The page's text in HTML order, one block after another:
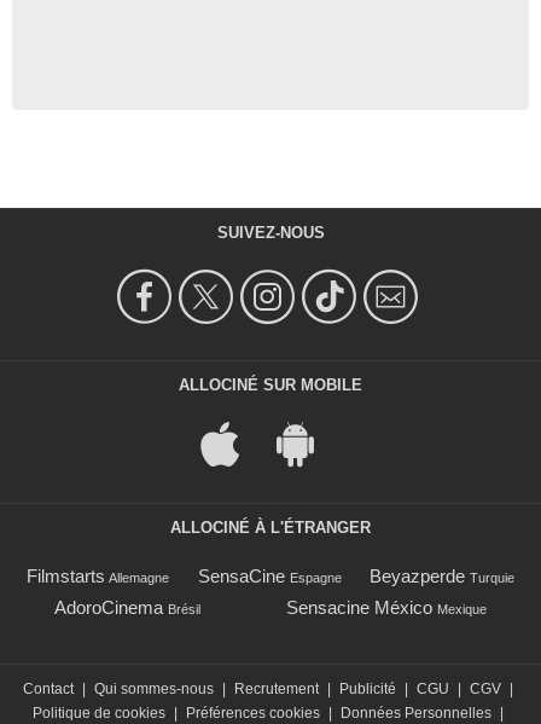
SUIVEZ-NOUS
ALLOCINÉ SUR MOBILE
ALLOCINÉ À L'ÉTRANGER
Filmstarts Allemagne SensaCine Espagne Beyazperde Turquie
AdoroCinema Brésil Sensacine México Mexique
Contact Qui sommes-nous Recrutement Publicité CGU CGV
Politique de cookies
Préférences cookies Données Personnelles